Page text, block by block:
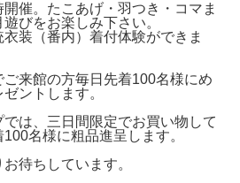
催。たこあげ・羽つき・コマま
びをお楽しみ下さい。
装（番内）着付体験ができま
来館の方毎日先着100名様にめ
ントします。
では、三日間限定でお買い物して
名様に粗品進呈します。
待ちしています。